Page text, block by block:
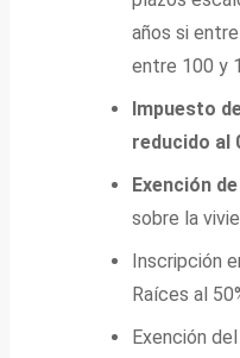
años si
entre 100 y
Impuesto
reducido al
Exención
sobre la
Inscripción
Raíces al
Exención